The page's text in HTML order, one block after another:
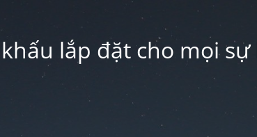
lắp đặt cho mọi